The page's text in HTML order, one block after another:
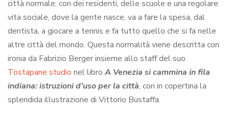
città normale, con dei residenti, delle scuole e una regolare
vita sociale, dove la gente nasce, va a fare la spesa, dal
dentista, a giocare a tennis e fa tutto quello che si fa nelle
altre città del mondo. Questa normalità viene descritta con
ironia da Fabrizio Berger insieme allo staff del suo
Tostapane studio nel libroA Venezia si cammina in fila
indiana: istruzioni d’uso per la città, con in copertina la
splendida illustrazione di Vittorio Bustaffa.